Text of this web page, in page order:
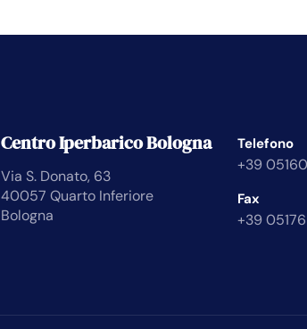
Centro Iperbarico Bologna
Via S. Donato, 63
40057 Quarto Inferiore
Bologna
Telefono
+39
Fax
+39